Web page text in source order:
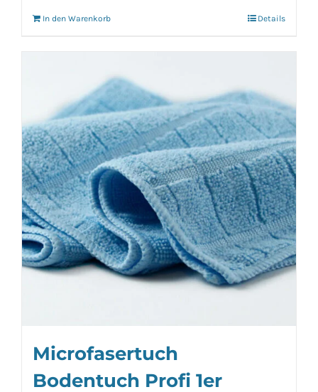
In den Warenkorb Details
Microfasertuch
Bodentuch Profi 1er